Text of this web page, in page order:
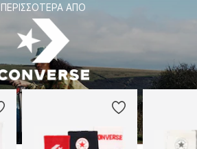
ΠΕΡΙΣΣΌΤΕΡΑ ΑΠΌ